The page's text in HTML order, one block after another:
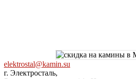
elektrostal@kamin.su
г. Электросталь,